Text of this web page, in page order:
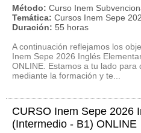
Método: Curso Inem
Temática: Cursos Inem Sepe
Duración: 55 horas
A continuación reflejamos los
Inem Sepe 2026 Inglés
ONLINE. Estamos a tu lado para
mediante la formación y te...
CURSO Inem Sepe 2026
(Intermedio - B1) ONLINE